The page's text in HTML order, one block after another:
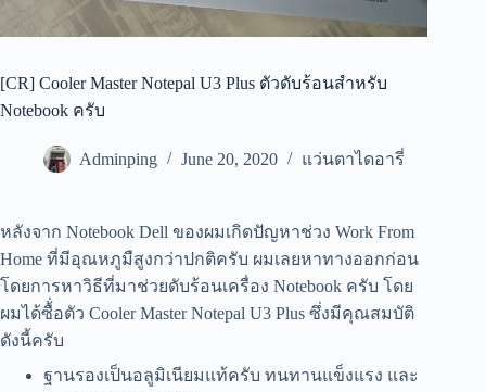
[CR] Cooler Master Notepal U3 Plus ตัวดับร้อนสำหรับ
Notebook ครับ
Adminping June 20, 2020 แว่นตาไดอารี่
หลังจาก Notebook Dell ของผมเกิดปัญหาช่วง Work From
Home ที่มีอุณหภูมืสูงกว่าปกติครับ ผมเลยหาทางออกก่อน
โดยการหาวิธีที่มาช่วยดับร้อนเครื่อง Notebook ครับ โดย
ผมได้ซื้่อตัว Cooler Master Notepal U3 Plus ซึ่งมีคุณสมบัติ
ดังนี้ครับ
ฐานรองเป็นอลูมิเนียมแท้ครับ ทนทานแข็งแรง และ